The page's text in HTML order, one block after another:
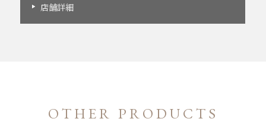
店舗詳細
OTHER PRODUCTS